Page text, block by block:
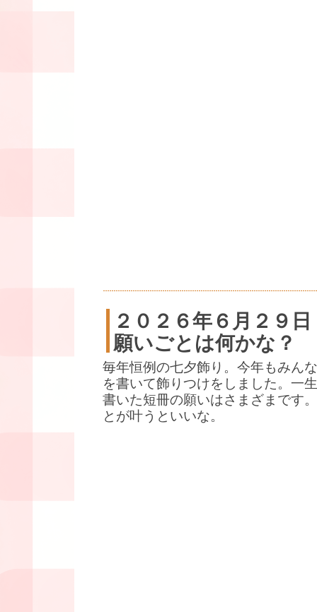
２０２６年６月２９日
願いごとは何かな？
毎年恒例の七夕飾り。今年もみん
を書いて飾りつけをしました。一
書いた短冊の願いはさまざまです
とが叶うといいな。